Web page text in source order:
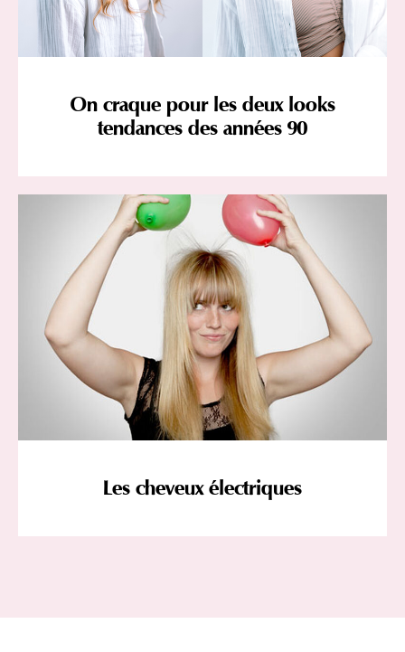
On craque pour les deux looks
tendances des années 90
Les cheveux électriques